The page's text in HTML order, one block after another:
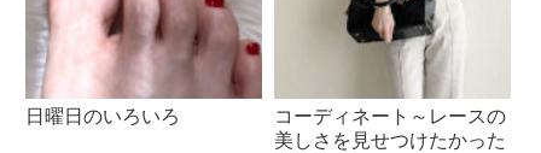
日曜日のいろいろ
コーディネート～レースの
美しさを見せつけたかった